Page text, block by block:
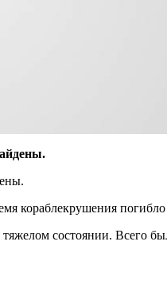
кораблекрушения погибло
состоянии. Всего